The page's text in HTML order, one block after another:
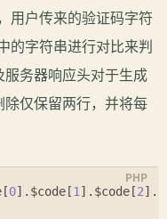
用户传来的验证码字符
的字符串进行对比来判
务器响应头对于生成
仅保留两行，并将每
[0]. $code [1 ]. $code [2].